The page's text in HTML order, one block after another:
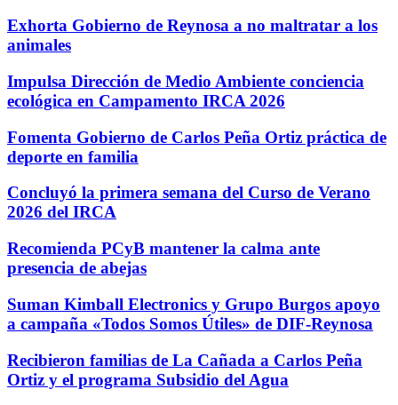
Exhorta Gobierno de Reynosa a no maltratar a los
animales
Impulsa Dirección de Medio Ambiente conciencia
ecológica en Campamento IRCA 2026
Fomenta Gobierno de Carlos Peña Ortiz práctica de
deporte en familia
Concluyó la primera semana del Curso de Verano
2026 del IRCA
Recomienda PCyB mantener la calma ante
presencia de abejas
Suman Kimball Electronics y Grupo Burgos apoyo
a campaña «Todos Somos Útiles» de DIF-Reynosa
Recibieron familias de La Cañada a Carlos Peña
Ortiz y el programa Subsidio del Agua